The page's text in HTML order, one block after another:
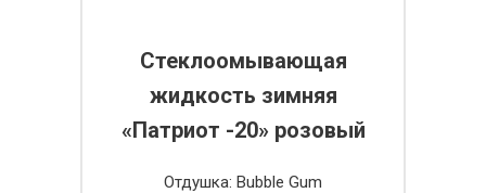
Стеклоомывающая
жидкость зимняя
«Патриот -20» розовый
Отдушка: Bubble Gum